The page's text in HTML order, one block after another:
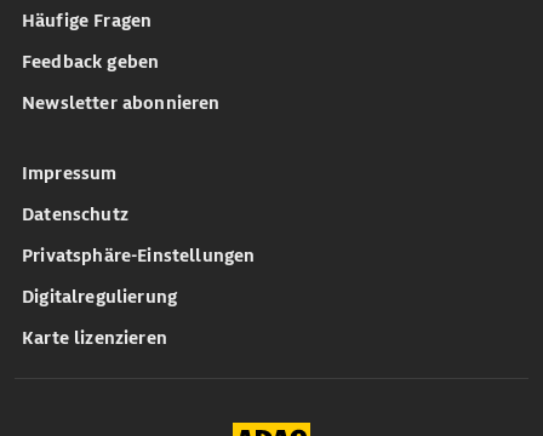
Häufige Fragen
Feedback geben
Newsletter abonnieren
Impressum
Datenschutz
Privatsphäre-Einstellungen
Digitalregulierung
Karte lizenzieren